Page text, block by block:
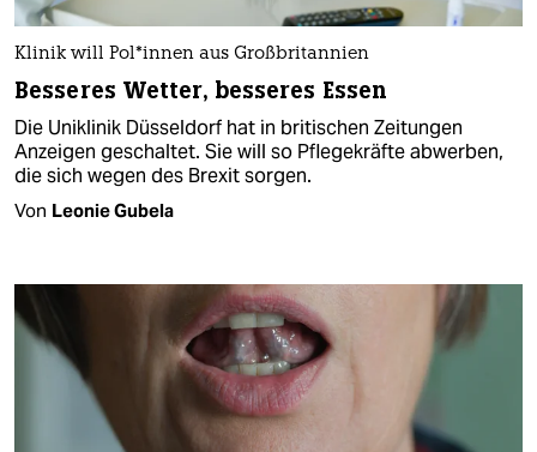
Klinik will Pol*innen aus Großbritannien
Besseres Wetter, besseres Essen
Die Uniklinik Düsseldorf hat in britischen Zeitungen
Anzeigen geschaltet. Sie will so Pflegekräfte abwerben,
die sich wegen des Brexit sorgen.
Von Leonie Gubela